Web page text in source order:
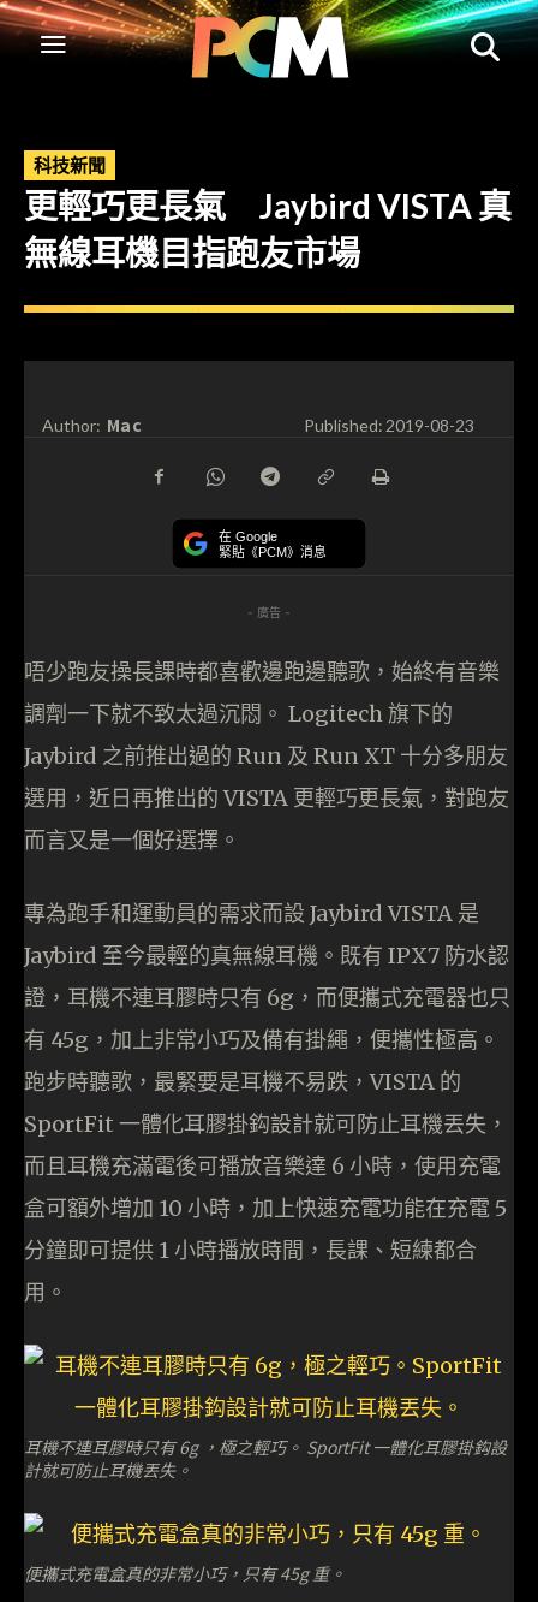
科技新聞
更輕巧更長氣 Jaybird VISTA 真
無線耳機目指跑友市場
Author: Mac Published:2019-08-23
在 Google
緊貼《PCM》消息
- 廣告 -
唔少跑友操長課時都喜歡邊跑邊聽歌，始終有音樂
調劑一下就不致太過沉悶。 Logitech 旗下的
Jaybird 之前推出過的 Run 及 Run XT 十分多朋友
選用，近日再推出的 VISTA 更輕巧更長氣，對跑友
而言又是一個好選擇。
專為跑手和運動員的需求而設 Jaybird VISTA 是
Jaybird 至今最輕的真無線耳機。既有 IPX7 防水認
證，耳機不連耳膠時只有 6g，而便攜式充電器也只
有 45g，加上非常小巧及備有掛繩，便攜性極高。
跑步時聽歌，最緊要是耳機不易跌，VISTA 的
SportFit 一體化耳膠掛鈎設計就可防止耳機丟失，
而且耳機充滿電後可播放音樂達 6 小時，使用充電
盒可額外增加 10 小時，加上快速充電功能在充電 5
分鐘即可提供 1 小時播放時間，長課、短練都合
用。
耳機不連耳膠時只有 6g ，極之輕巧。 SportFit 一體化耳膠掛鈎設
計就可防止耳機丟失。
便攜式充電盒真的非常小巧，只有 45g 重。